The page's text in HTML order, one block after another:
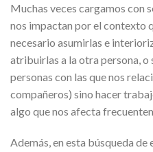
Muchas veces cargamos con
nos impactan por el contexto
necesario asumirlas e
atribuirlas a la otra persona, o
personas con las que nos
compañeros) sino hacer
algo que nos afecta
Además, en esta búsqueda